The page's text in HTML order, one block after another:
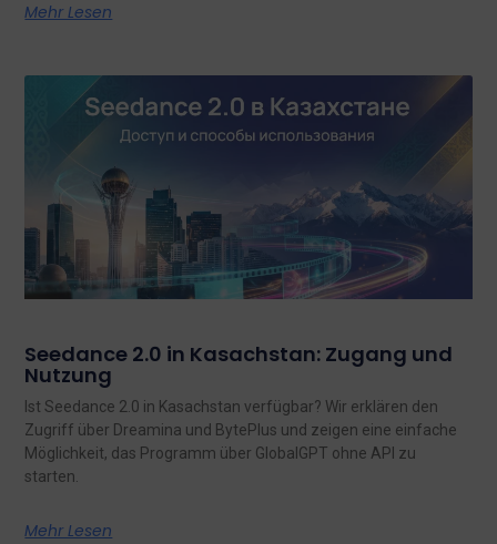
Mehr Lesen
Seedance 2.0 in Kasachstan: Zugang und
Nutzung
Ist Seedance 2.0 in Kasachstan verfügbar? Wir erklären den
Zugriff über Dreamina und BytePlus und zeigen eine einfache
Möglichkeit, das Programm über GlobalGPT ohne API zu
starten.
Mehr Lesen